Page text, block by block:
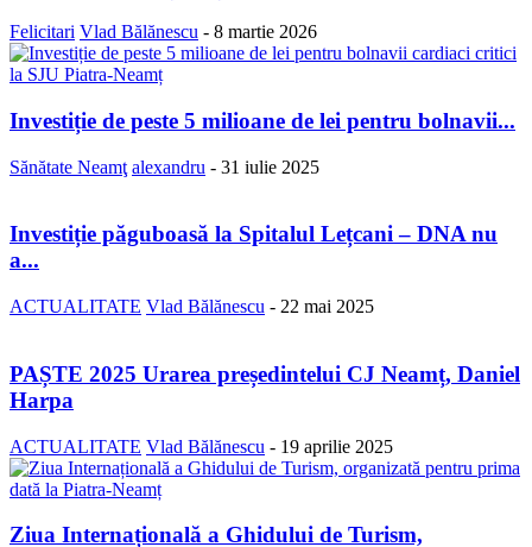
Felicitari Vlad Bălănescu - 8 martie 2026
Investiție de peste 5 milioane de lei pentru bolnavii...
Sănătate Neamţ alexandru - 31 iulie 2025
Investiție păguboasă la Spitalul Lețcani – DNA nu
a...
ACTUALITATE Vlad Bălănescu - 22 mai 2025
PAȘTE 2025 Urarea președintelui CJ Neamț, Daniel
Harpa
ACTUALITATE Vlad Bălănescu - 19 aprilie 2025
Ziua Internațională a Ghidului de Turism,